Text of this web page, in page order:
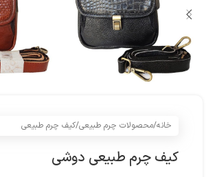
خانه/محصولات چرم طبیعی/کیف چرم طبیعی
کیف چرم طبیعی دوشی